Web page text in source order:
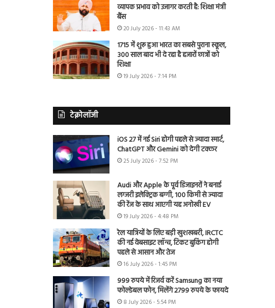
व्यापक प्रभाव को उजागर करती है: शिक्षा मंत्री
बैंस
20 July 2026 - 11:43 AM
1715 में शुरू हुआ भारत का सबसे पुराना स्कूल,
300 साल बाद भी दे रहा है हजारों छात्रों को
शिक्षा
19 July 2026 - 7:14 PM
टेक्नोलॉजी
iOS 27 में नई Siri होगी पहले से ज्यादा स्मार्ट,
ChatGPT और Gemini को देगी टक्कर
25 July 2026 - 7:52 PM
Audi और Apple के पूर्व डिजाइनरों ने बनाई
लग्जरी इलेक्ट्रिक बग्गी, 100 किमी से ज्यादा
की रेंज के साथ आएगी यह अनोखी EV
19 July 2026 - 4:48 PM
रेल यात्रियों के लिए बड़ी खुशखबरी, IRCTC
की नई वेबसाइट लॉन्च, टिकट बुकिंग होगी
पहले से आसान और तेज
16 July 2026 - 1:45 PM
999 रुपये में रिजर्व करें Samsung का नया
फोल्डेबल फोन, मिलेंगे 2799 रुपये के फायदे
8 July 2026 - 5:54 PM